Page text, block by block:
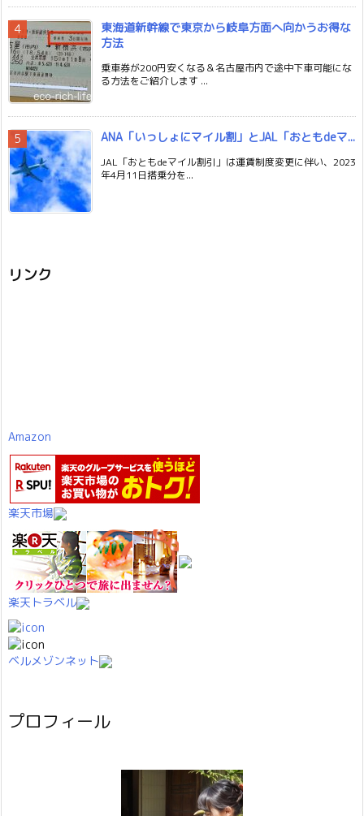
東海道新幹線で東京から岐阜方面へ向かうお得な
方法
乗車券が200円安くなる＆名古屋市内で途中下車可能にな
る方法をご紹介します ...
ANA「いっしょにマイル割」とJAL「おともdeマ...
JAL「おともdeマイル割引」は運賃制度変更に伴い、2023
年4月11日搭乗分を...
リンク
Amazon
楽天市場
楽天トラベル
ベルメゾンネット
プロフィール